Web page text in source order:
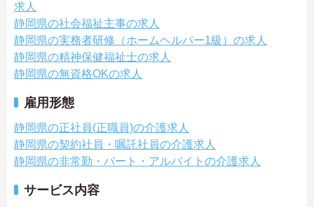
求人
静岡県の社会福祉主事の求人
静岡県の実務者研修（ホームヘルパー1級）の求人
静岡県の精神保健福祉士の求人
静岡県の無資格OKの求人
雇用形態
静岡県の正社員(正職員)の介護求人
静岡県の契約社員・嘱託社員の介護求人
静岡県の非常勤・パート・アルバイトの介護求人
サービス内容